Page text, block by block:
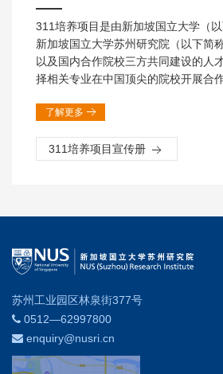
311培养项目是由新加坡国立大学（以
新加坡国立大学苏州研究院（以下简称
以及国内合作院校三方共同建设的人
择相关专业在中国顶尖的院校开展合作
了解更多
311培养项目宣传册
苏州工业园区林泉街377号
0512—62997800
enquiry@nusri.cn